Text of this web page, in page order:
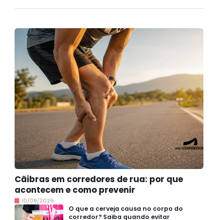
Cãibras em corredores de rua: por que
acontecem e como prevenir
10/08/2026
O que a cerveja causa no corpo do
corredor? Saiba quando evitar